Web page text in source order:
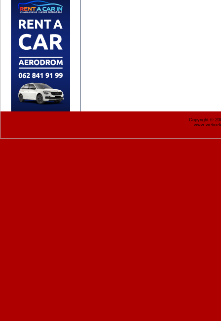
Copyright ©